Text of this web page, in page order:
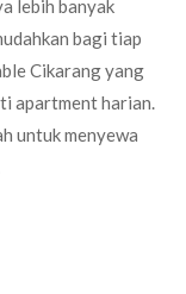
lebih banyak
bagi tiap
Cikarang yang
apartment harian.
untuk menyewa